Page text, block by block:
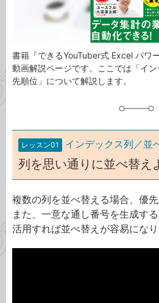
書籍『できるYouTuber式 Excel パワ
動画解説ページです。ここでは「イ
先順位」について解説します。
レッスン01 インデックス列／並
列を思い通りに並べ替え
複数の列を並べ替える場合、優先
また、一意な通し番号を生成す
活用すれば並べ替えが容易になり